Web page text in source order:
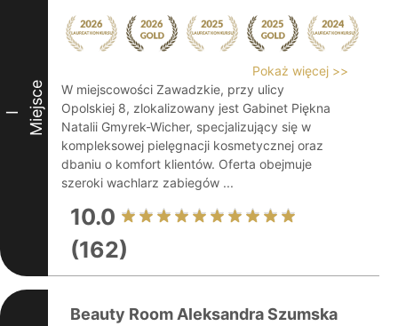
I Miejsce
Pokaż więcej >>
W miejscowości Zawadzkie, przy ulicy
Opolskiej 8, zlokalizowany jest Gabinet Piękna
Natalii Gmyrek-Wicher, specjalizujący się w
kompleksowej pielęgnacji kosmetycznej oraz
dbaniu o komfort klientów. Oferta obejmuje
szeroki wachlarz zabiegów ...
10.0
(162)
Beauty Room Aleksandra Szumska